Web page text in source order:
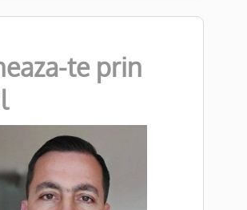
te prin